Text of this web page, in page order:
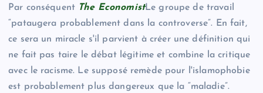
Par conséquent The EconomistLe groupe de travail
“pataugera probablement dans la controverse”. En fait,
ce sera un miracle s'il parvient à créer une définition qui
ne fait pas taire le débat légitime et combine la critique
avec le racisme. Le supposé remède pour l'islamophobie
est probablement plus dangereux que la “maladie”.